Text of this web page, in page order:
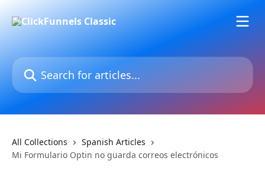
Search for articles...
All Collections
Spanish Articles
Mi Formulario Optin no guarda correos electrónicos